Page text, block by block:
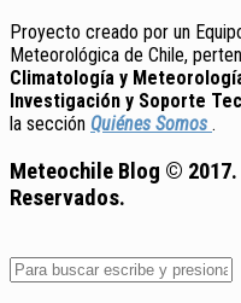
Proyecto creado por un
Meteorológica de Chile,
Climatología y
Investigación y Soporte
la sección Quiénes Somos .
Meteochile Blog ©
Reservados.